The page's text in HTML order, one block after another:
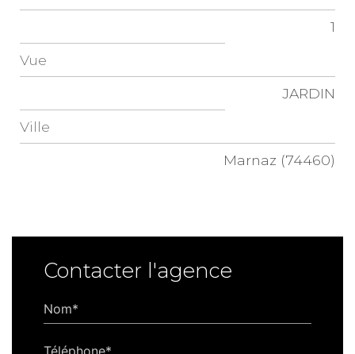
1
Vue
JARDIN
Ville
Marnaz (74460)
Contacter l'agence
Nom*
Téléphone*